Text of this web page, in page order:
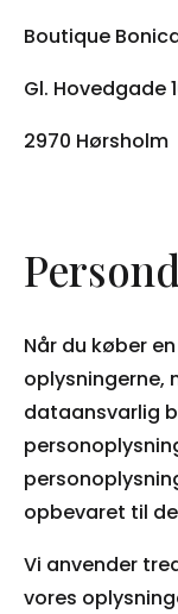
Boutique
Gl. Hovedgade
2970 Hørsholm
Når du køber
oplysningerne,
dataansvarlig
opbevaret til
Vi anvender
vores